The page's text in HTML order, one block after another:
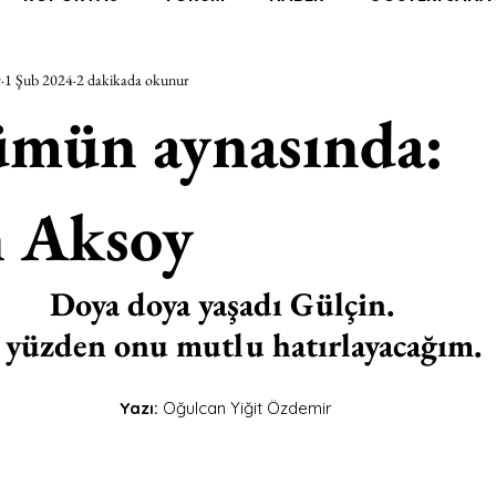
BİENAL
YEL TOZ PORTRELER ON SORULUK
XXY
SINIRSIZ ZİYARETLER
aynasında:
1 Şub 2024 2 dakikada okunur
Doya doya yaşadı Gülçin.
onu mutlu hatırlayacağım.
Yazı: Oğulcan Yiğit Özdemir